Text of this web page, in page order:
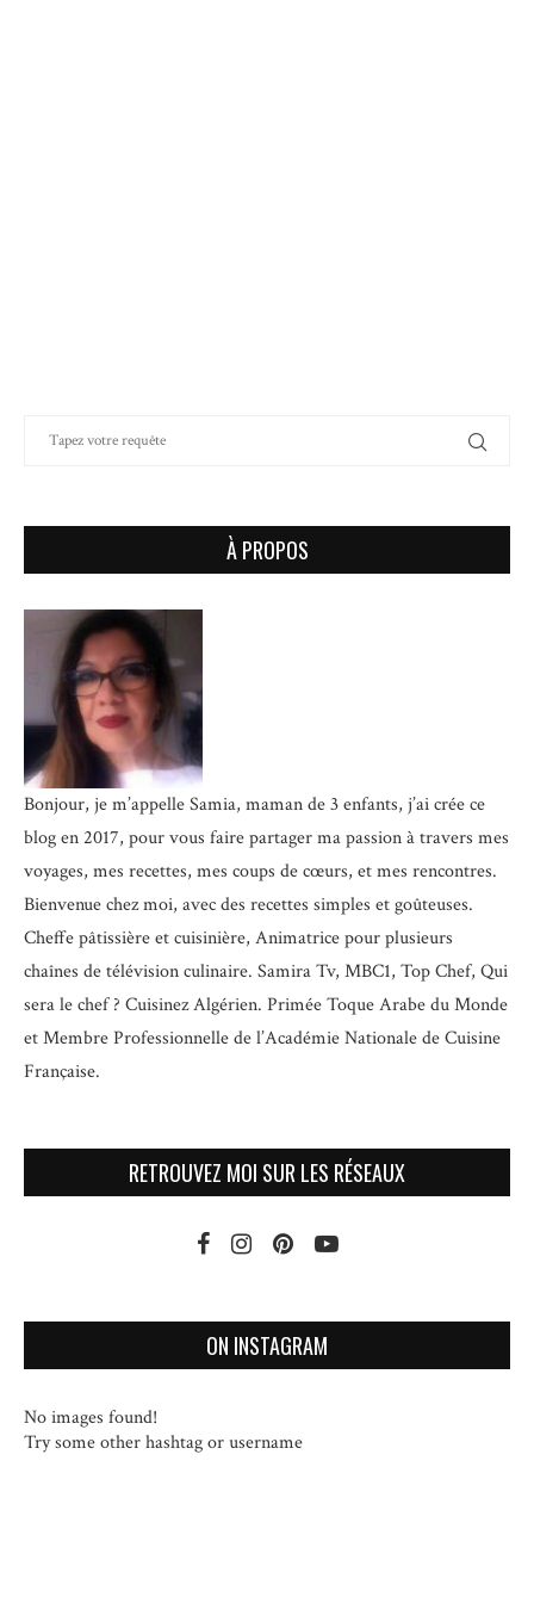
À PROPOS
Bonjour, je m’appelle Samia, maman de 3 enfants, j’ai crée ce
blog en 2017, pour vous faire partager ma passion à travers mes
voyages, mes recettes, mes coups de cœurs, et mes rencontres.
Bienvenue chez moi, avec des recettes simples et goûteuses.
Cheffe pâtissière et cuisinière, Animatrice pour plusieurs
chaînes de télévision culinaire. Samira Tv, MBC1, Top Chef, Qui
sera le chef ? Cuisinez Algérien. Primée Toque Arabe du Monde
etMembre Professionnelle de l’Académie Nationale de Cuisine
Française.
RETROUVEZ MOI SUR LES RÉSEAUX
ON INSTAGRAM
No images found!
Try some other hashtag or username